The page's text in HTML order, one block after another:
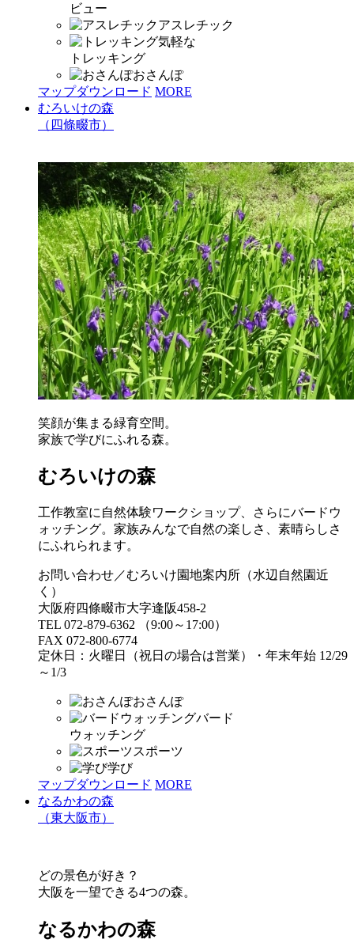
ビュー
アスレチック
気軽な
トレッキング
おさんぽ
マップダウンロード MORE
むろいけの森
（四條畷市）
笑顔が集まる緑育空間。
家族で学びにふれる森。
むろいけの森
工作教室に自然体験ワークショップ、さらにバードウ
ォッチング。家族みんなで自然の楽しさ、素晴らしさ
にふれられます。
お問い合わせ／むろいけ園地案内所（水辺自然園近
く）
大阪府四條畷市大字逢阪458-2
TEL 072-879-6362 （9:00～17:00）
FAX 072-800-6774
定休日：火曜日（祝日の場合は営業）・年末年始 12/29
～1/3
おさんぽ
バード
ウォッチング
スポーツ
学び
マップダウンロード MORE
なるかわの森
（東大阪市）
どの景色が好き？
大阪を一望できる4つの森。
なるかわの森